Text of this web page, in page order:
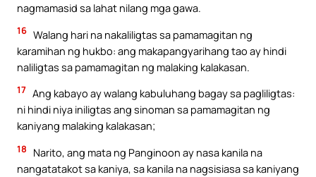
nagmamasid sa lahat nilang mga gawa.
16 Walang hari na nakaliligtas sa pamamagitan ng
karamihan ng hukbo: ang makapangyarihang tao ay hindi
naliligtas sa pamamagitan ng malaking kalakasan.
17 Ang kabayo ay walang kabuluhang bagay sa pagliligtas:
ni hindi niya iniligtas ang sinoman sa pamamagitan ng
kaniyang malaking kalakasan;
18
Narito, ang mata ng Panginoon ay nasa kanila na
nangatatakot sa kaniya, sa kanila na nagsisiasa sa kaniyang